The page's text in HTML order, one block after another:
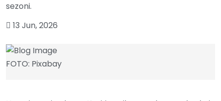
sezoni.
13 Jun, 2026
FOTO: Pixabay